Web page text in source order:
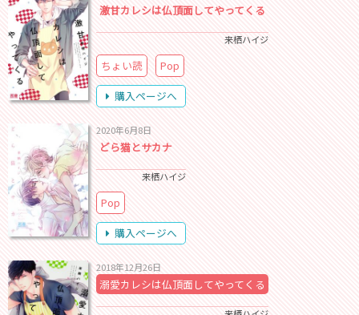
激甘カレシは仏頂面してやってくる
来栖ハイジ
ちょい読
Pop
購入ページへ
2020年6月8日
どら猫とサカナ
来栖ハイジ
Pop
購入ページへ
2018年12月26日
溺愛カレシは仏頂面してやってくる